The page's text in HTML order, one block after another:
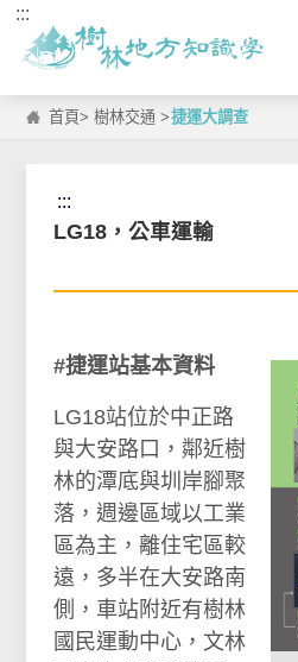
跳到主要內容區塊
:::
首頁>樹林交通 >捷運大調查
:::
LG18，公車運輸
#捷運站基本資料
LG18站位於中正路
與大安路口，鄰近樹
林的潭底與圳岸腳聚
落，週邊區域以工業
區為主，離住宅區較
遠，多半在大安路南
側，車站附近有樹林
國民運動中心，文林